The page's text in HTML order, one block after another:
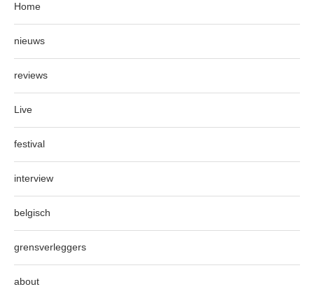
Home
nieuws
reviews
Live
festival
interview
belgisch
grensverleggers
about